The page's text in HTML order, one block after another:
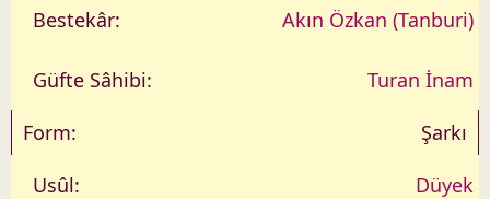
Akın Özkan (Tanburi)
Turan İnam
Şarkı
Düyek